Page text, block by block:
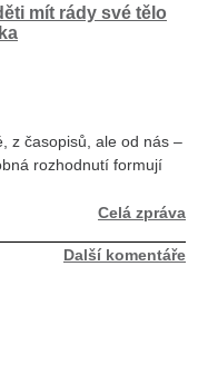
mít rády své tělo
z časopisů, ale od nás –
rozhodnutí formují
Celá zpráva
Další komentáře